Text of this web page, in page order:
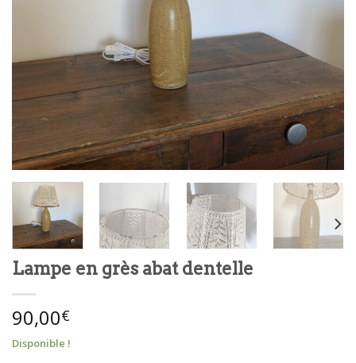
Lampe en grès abat dentelle
90,00€
Disponible !